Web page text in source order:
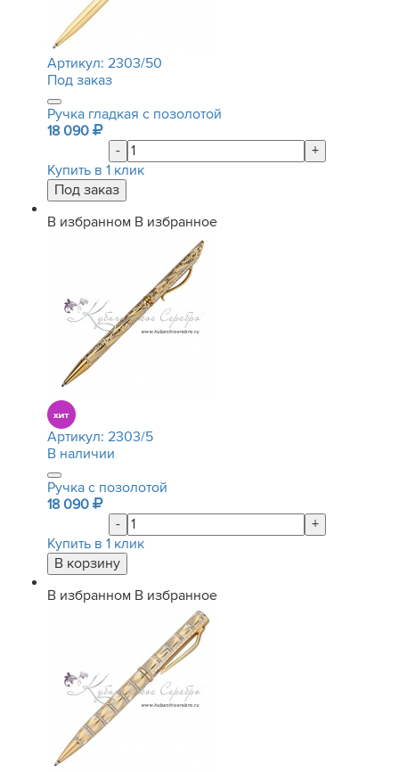
Артикул: 2303/50
Под заказ
Ручка гладкая с позолотой
18 090
-
+
Купить в 1 клик
В избранном В избранное
Артикул: 2303/5
В наличии
Ручка с позолотой
18 090
-
+
Купить в 1 клик
В избранном В избранное